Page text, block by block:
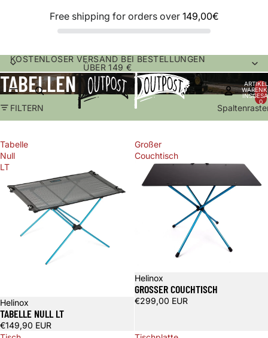
Free shipping for orders over 149,00€
KOSTENLOSER VERSAND BEI BESTELLUNGEN
ÜBER 149 €
0
TABELLEN
FILTERN
Tabelle
Null
LT
Helinox
TABELLE NULL LT
€149,90 EUR
Großer
Couchtisch
Helinox
GROSSER COUCHTISCH
€299,00 EUR